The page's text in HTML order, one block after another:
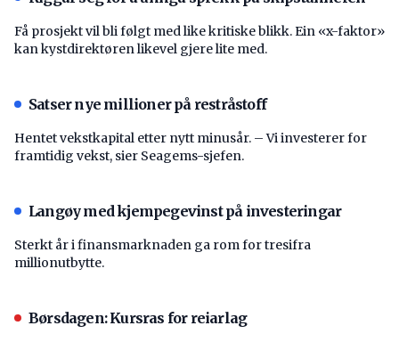
Få prosjekt vil bli følgt med like kritiske blikk. Ein «x-faktor»
kan kystdirektøren likevel gjere lite med.
Satser nye millioner på restråstoff
Hentet vekstkapital etter nytt minusår. – Vi investerer for
framtidig vekst, sier Seagems-sjefen.
Langøy med kjempegevinst på investeringar
Sterkt år i finansmarknaden ga rom for tresifra
millionutbytte.
Børsdagen: Kursras for reiarlag